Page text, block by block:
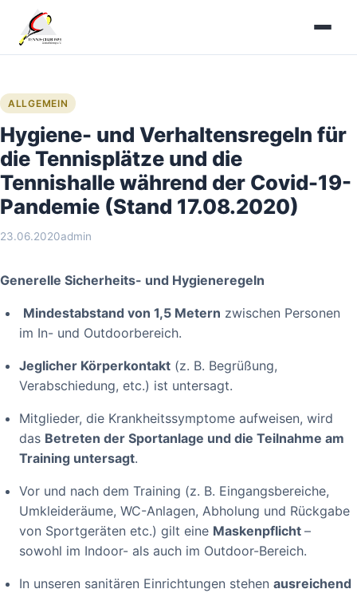
Inhalt
springen
ALLGEMEIN
Hygiene- und Verhaltensregeln für
die Tennisplätze und die
Tennishalle während der Covid-19-
Pandemie (Stand 17.08.2020)
23.06.2020admin
Generelle Sicherheits- und Hygieneregeln
Mindestabstand von 1,5 Metern zwischen Personen
im In- und Outdoorbereich.
Jeglicher Körperkontakt (z. B. Begrüßung,
Verabschiedung, etc.) ist untersagt.
Mitglieder, die Krankheitssymptome aufweisen, wird
das Betreten der Sportanlage und die Teilnahme am
Training untersagt.
Vor und nach dem Training (z. B. Eingangsbereiche,
Umkleideräume, WC-Anlagen, Abholung und Rückgabe
von Sportgeräten etc.) gilt eine Maskenpflicht –
sowohl im Indoor- als auch im Outdoor-Bereich.
In unseren sanitären Einrichtungen stehen ausreichend